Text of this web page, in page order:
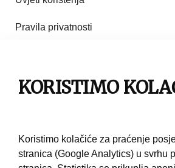
Pravila privatnosti
Pravila korištenja
KORISTIMO
Koristimo kolačiće za praćenje
stranica (Google Analytics) u svrhu